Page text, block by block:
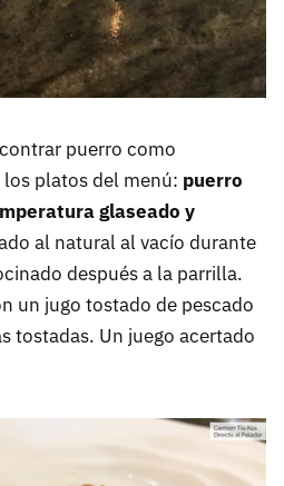
puerro como
platos del menú: puerro
glaseado y
al natural al vacío durante
después a la parrilla.
un jugo tostado de pescado
tostadas. Un juego acertado